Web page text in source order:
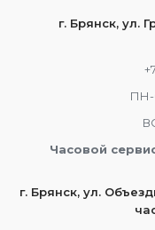
г. Брянск, ул.
ПН-
Часовой
г. Брянск, ул.